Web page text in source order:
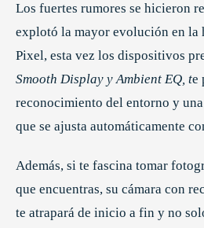
Los fuertes rumores se hicieron
explotó la mayor evolución en la
Pixel, esta vez los dispositivos
Smooth Display y Ambient EQ, te
reconocimiento del entorno y
que se ajusta automáticamente
Además, si te fascina tomar
que encuentras, su cámara con
te atrapará de inicio a fin y no